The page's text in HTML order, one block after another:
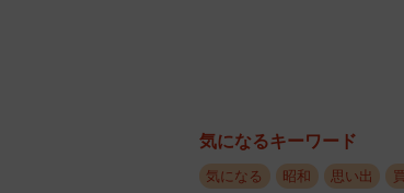
直なじみがありません。
わけでもなく、懐かしい
気になるキーワード
気になる 昭和 思い出